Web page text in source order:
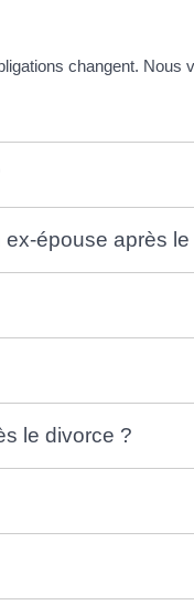
changent. Nous
épouse après
le divorce ?